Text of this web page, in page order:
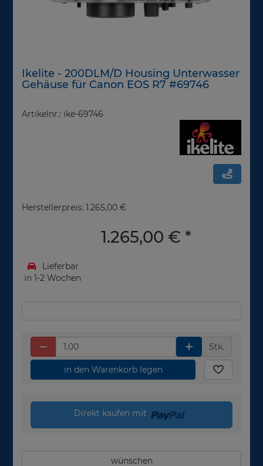
Ikelite - 200DLM/D Housing Unterwasser
Gehäuse für Canon EOS R7 #69746
Artikelnr.: ike-69746
Herstellerpreis: 1.265,00 €
1.265,00 € *
Lieferbar
in 1-2 Wochen
Stk.
in den Warenkorb legen
Direkt kaufen mit
wünschen